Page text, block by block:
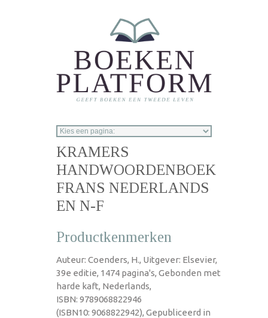
KRAMERS
HANDWOORDENBOEK
FRANS NEDERLANDS
EN N-F
Productkenmerken
Auteur: Coenders, H., Uitgever: Elsevier,
39e editie, 1474 pagina's, Gebonden met
harde kaft, Nederlands,
ISBN: 9789068822946
(ISBN10: 9068822942), Gepubliceerd in